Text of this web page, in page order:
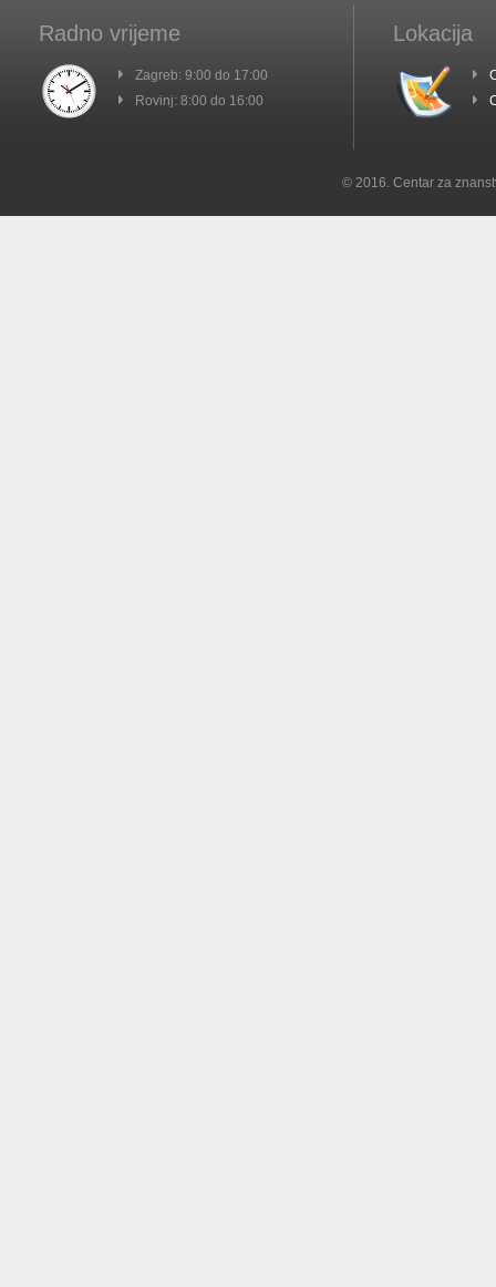
Radno vrijeme
Zagreb: 9:00 do 17:00
Rovinj: 8:00 do 16:00
Lokacija
© 2016. Centar za